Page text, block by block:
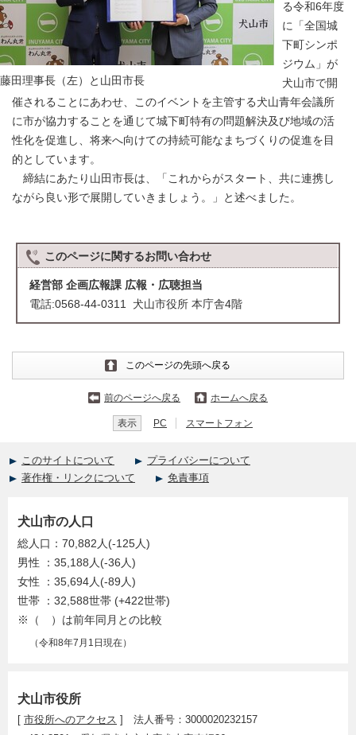
藤田理事長（左）と山田市長
る令和6年度
に「全国城
下町シンポ
ジウム」が
犬山市で開
催されることにあわせ、このイベントを主管する犬山青年会議所
に市が協力することを通じて城下町特有の問題解決及び地域の活
性化を促進し、将来へ向けての持続可能なまちづくりの促進を目
的としています。
締結にあたり山田市長は、「これからがスタート、共に連携し
ながら良い形で展開していきましょう。」と述べました。
このページに関するお問い合わせ
経営部 企画広報課 広報・広聴担当
電話:0568-44-0311 犬山市役所 本庁舎4階
このページの先頭へ戻る
前のページへ戻る ホームへ戻る
表示 PC スマートフォン
このサイトについて
プライバシーについて
著作権・リンクについて
免責事項
犬山市役所
[ 市役所へのアクセス ] 法人番号：3000020232157
犬山市の人口
総人口：70,882人(-125人)
男性 ：35,188人(-36人)
女性 ：35,694人(-89人)
世帯 ：32,588世帯 (+422世帯)
※（ ）は前年同月との比較
（令和8年7月1日現在）